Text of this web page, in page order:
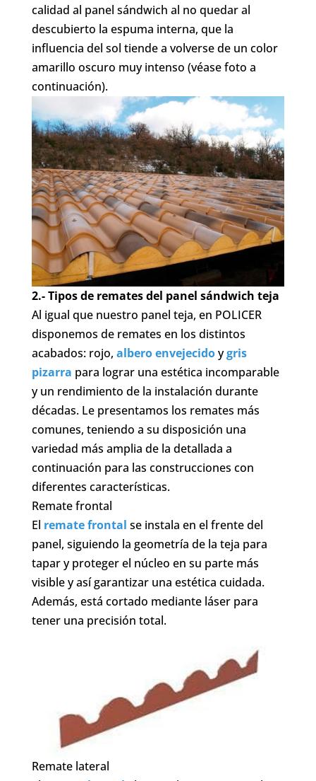
calidad al panel sándwich al no quedar al
descubierto la espuma interna, que la
influencia del sol tiende a volverse de un color
amarillo oscuro muy intenso (véase foto a
continuación).
2.- Tipos de remates del panel sándwich teja
Al igual que nuestro panel teja, en POLICER
disponemos de remates en los distintos
acabados: rojo, albero envejecidoygris
pizarra para lograr una estética incomparable
y un rendimiento de la instalación durante
décadas. Le presentamos los remates más
comunes, teniendo a su disposición una
variedad más amplia de la detallada a
continuación para las construcciones con
diferentes características.
Remate frontal
El remate frontal se instala en el frente del
panel, siguiendo la geometría de la teja para
tapar y proteger el núcleo en su parte más
visible y así garantizar una estética cuidada.
Además, está cortado mediante láser para
tener una precisión total.
Remate lateral